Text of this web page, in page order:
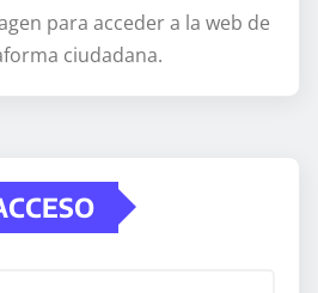
para acceder a la web de
ciudadana.